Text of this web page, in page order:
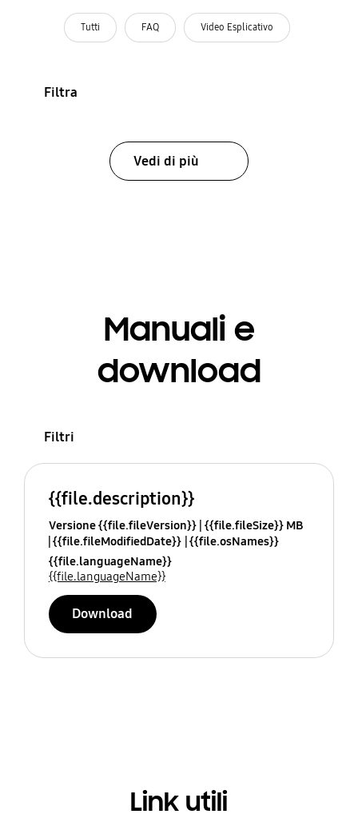
Tutti FAQ Video Esplicativo
Filtra
Vedi di più
Manuali e
download
Filtri
{{file.description}}
Versione {{file.fileVersion}} {{file.fileSize}} MB
{{file.fileModifiedDate}} {{file.osNames}}
{{file.languageName}}
{{file.languageName}}
Download
Link utili